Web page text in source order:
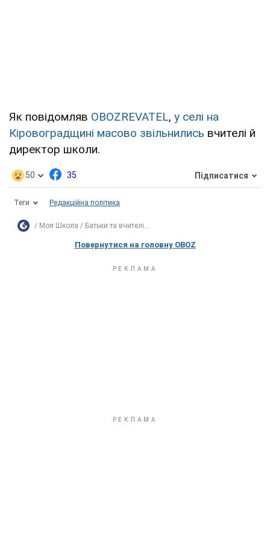
Як повідомляв OBOZREVATEL, у селі на
Кіровоградщині масово звільнились вчителі й
директор школи.
50 35 Підписатися
Теги Редакційна політика
Моя Школа Батьки та вчителі...
Повернутися на головну OBOZ